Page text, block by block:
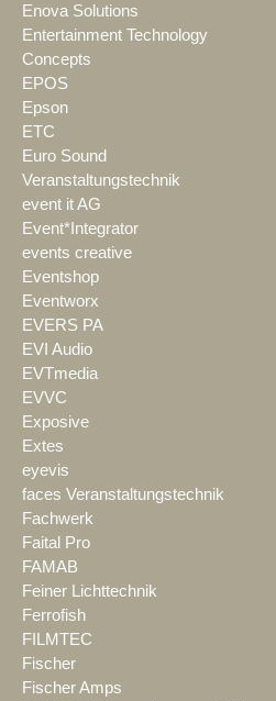
Enova Solutions
Entertainment Technology
Concepts
EPOS
Epson
ETC
Euro Sound
Veranstaltungstechnik
event it AG
Event*Integrator
events creative
Eventshop
Eventworx
EVERS PA
EVI Audio
EVTmedia
EVVC
Exposive
Extes
eyevis
faces Veranstaltungstechnik
Fachwerk
Faital Pro
FAMAB
Feiner Lichttechnik
Ferrofish
FILMTEC
Fischer
Fischer Amps